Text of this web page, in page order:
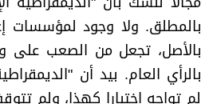
بالمطلق. ولا وجود لمؤسسات
بالأصل، تجعل من الصعب على
بالرأي العام. بيد أن
لم تواجه اختبارا كهذا، ولم